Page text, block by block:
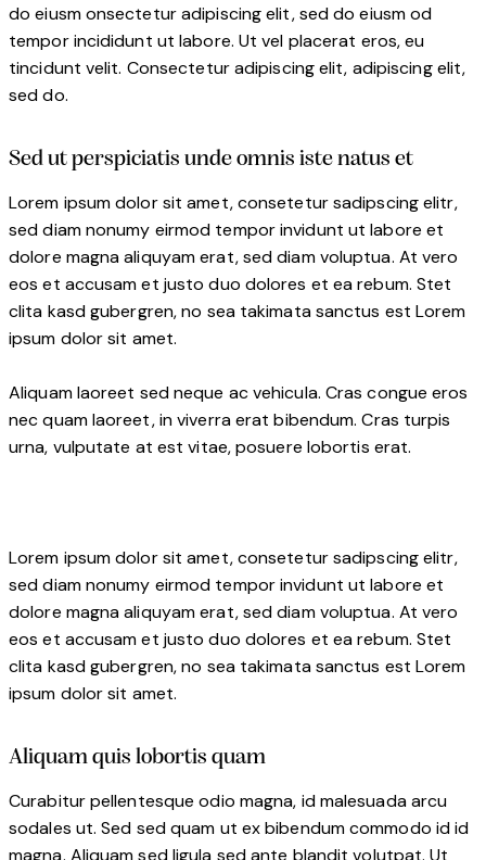
do eiusm onsectetur adipiscing elit, sed do eiusm od
tempor incididunt ut labore. Ut vel placerat eros, eu
tincidunt velit. Consectetur adipiscing elit, adipiscing elit,
sed do.
Sed ut perspiciatis unde omnis iste natus et
Lorem ipsum dolor sit amet, consetetur sadipscing elitr,
sed diam nonumy eirmod tempor invidunt ut labore et
dolore magna aliquyam erat, sed diam voluptua. At vero
eos et accusam et justo duo dolores et ea rebum. Stet
clita kasd gubergren, no sea takimata sanctus est Lorem
ipsum dolor sit amet.
Aliquam laoreet sed neque ac vehicula. Cras congue eros
nec quam laoreet, in viverra erat bibendum. Cras turpis
urna, vulputate at est vitae, posuere lobortis erat.
Lorem ipsum dolor sit amet, consetetur sadipscing elitr,
sed diam nonumy eirmod tempor invidunt ut labore et
dolore magna aliquyam erat, sed diam voluptua. At vero
eos et accusam et justo duo dolores et ea rebum. Stet
clita kasd gubergren, no sea takimata sanctus est Lorem
ipsum dolor sit amet.
Aliquam quis lobortis quam
Curabitur pellentesque odio magna, id malesuada arcu
sodales ut. Sed sed quam ut ex bibendum commodo id id
magna. Aliquam sed ligula sed ante blandit volutpat. Ut